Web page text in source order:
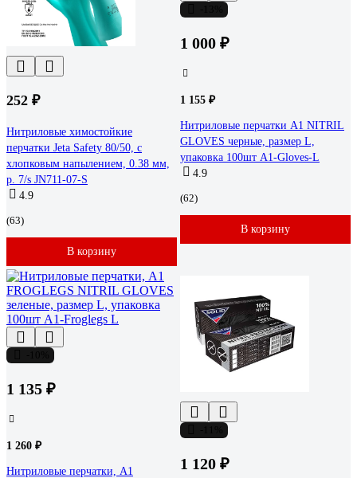
252 ₽
Нитриловые химостойкие
перчатки Jeta Safety 80/50, с
хлопковым напылением, 0.38 мм,
р. 7/s JN711-07-S
4.9
(63)
В корзину
1 000 ₽
1 155 ₽
Нитриловые перчатки А1 NITRIL
GLOVES черные, размер L,
упаковка 100шт A1-Gloves-L
4.9
(62)
В корзину
1 135 ₽
1 260 ₽
Нитриловые перчатки, A1
1 120 ₽